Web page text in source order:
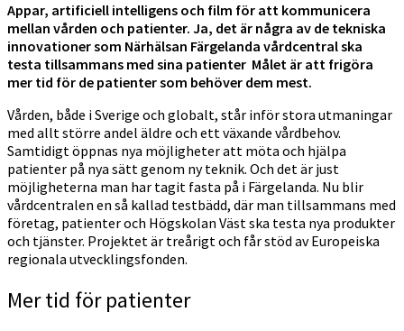
Appar, artificiell intelligens och film för att kommunicera
mellan vården och patienter. Ja, det är några av de tekniska
innovationer som Närhälsan Färgelanda vårdcentral ska
testa tillsammans med sina patienter Målet är att frigöra
mer tid för de patienter som behöver dem mest.
Vården, både i Sverige och globalt, står inför stora utmaningar
med allt större andel äldre och ett växande vårdbehov.
Samtidigt öppnas nya möjligheter att möta och hjälpa
patienter på nya sätt genom ny teknik. Och det är just
möjligheterna man har tagit fasta på i Färgelanda. Nu blir
vårdcentralen en så kallad testbädd, där man tillsammans med
företag, patienter och Högskolan Väst ska testa nya produkter
och tjänster. Projektet är treårigt och får stöd av Europeiska
regionala utvecklingsfonden.
Mer tid för patienter